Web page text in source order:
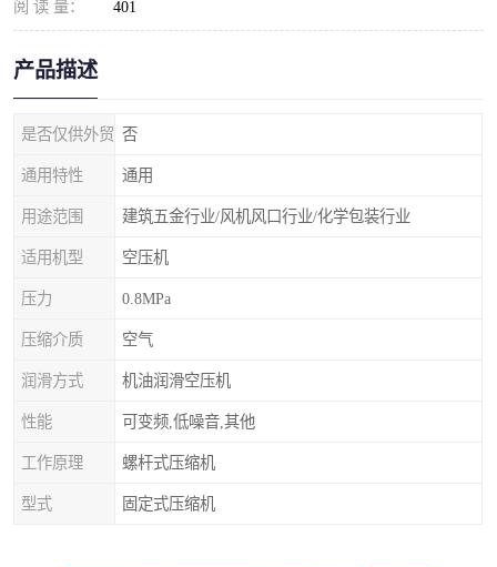
阅 读 量： 401
产品描述
是否仅供外贸 否
通用特性 通用
用途范围 建筑五金行业/风机风口行业/化学包装行业
适用机型 空压机
压力 0.8MPa
压缩介质 空气
润滑方式 机油润滑空压机
性能 可变频,低噪音,其他
工作原理 螺杆式压缩机
型式 固定式压缩机